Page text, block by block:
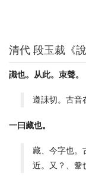
清代 段玉裁《
識也。从此。朿聲。
遵誄切。古音
一曰藏也。
藏、今字也。
近。又？、韏